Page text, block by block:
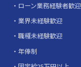
ローン業務経験者歓迎
業界未経験歓迎
職種未経験歓迎
年俸制